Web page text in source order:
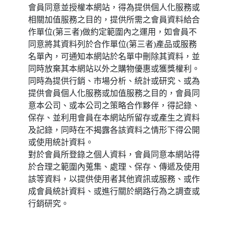
會員同意並授權本網站，得為提供個人化服務或
相關加值服務之目的，提供所需之會員資料給合
作單位(第三者)做約定範圍內之運用，如會員不
同意將其資料列於合作單位(第三者)產品或服務
名單內，可通知本網站於名單中刪除其資料，並
同時放棄其本網站以外之購物優惠或獲獎權利。
同時為提供行銷、市場分析、統計或研究、或為
提供會員個人化服務或加值服務之目的，會員同
意本公司、或本公司之策略合作夥伴，得記錄、
保存、並利用會員在本網站所留存或產生之資料
及記錄，同時在不揭露各該資料之情形下得公開
或使用統計資料。
對於會員所登錄之個人資料，會員同意本網站得
於合理之範圍內蒐集、處理、保存、傳遞及使用
該等資料，以提供使用者其他資訊或服務、或作
成會員統計資料、或進行關於網路行為之調查或
行銷研究。